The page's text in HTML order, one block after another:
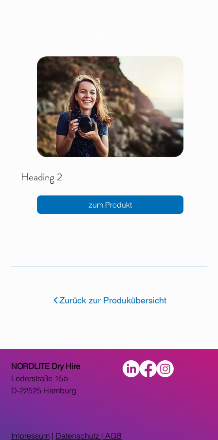
Heading 2
zum Produkt
Zurück zur Produkübersicht
NORDLITE Dry Hire
Lederstraße 15b
D-22525 Hamburg
Impressum| Datenschutz | AGB